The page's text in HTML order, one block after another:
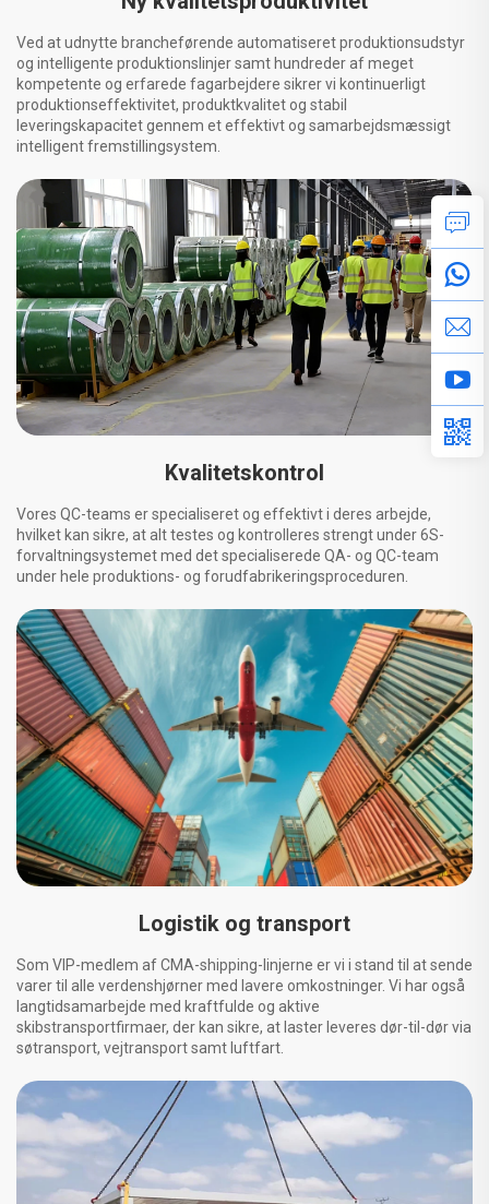
Ved at udnytte brancheførende automatiseret produktionsudstyr
og intelligente produktionslinjer samt hundreder af meget
kompetente og erfarede fagarbejdere sikrer vi kontinuerligt
produktionseffektivitet, produktkvalitet og stabil
leveringskapacitet gennem et effektivt og samarbejdsmæssigt
intelligent fremstillingsystem.
Kvalitetskontrol
Vores QC-teams er specialiseret og effektivt i deres arbejde,
hvilket kan sikre, at alt testes og kontrolleres strengt under 6S-
forvaltningsystemet med det specialiserede QA- og QC-team
under hele produktions- og forudfabrikeringsproceduren.
Logistik og transport
Som VIP-medlem af CMA-shipping-linjerne er vi i stand til at sende
varer til alle verdenshjørner med lavere omkostninger. Vi har også
langtidsamarbejde med kraftfulde og aktive
skibstransportfirmaer, der kan sikre, at laster leveres dør-til-dør via
søtransport, vejtransport samt luftfart.